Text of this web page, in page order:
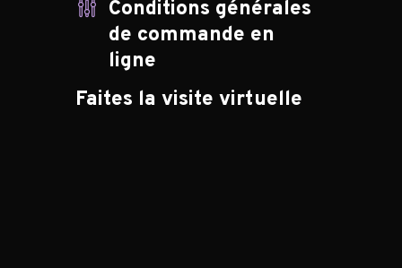
Conditions générales
de commande en
ligne
Faites la visite virtuelle